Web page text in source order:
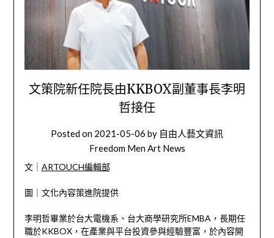
文策院新任院長由KKBOX副董事長李明
哲接任
Posted on 2021-05-06 by 自由人藝文資訊
Freedom Men Art News
文｜ ARTOUCH編輯部
圖｜文化內容策進院提供
李明哲畢業於台大電機系、台大商學研究所EMBA，長期任
職於KKBOX，在產業與平台投資參與經驗豐富，於內容開